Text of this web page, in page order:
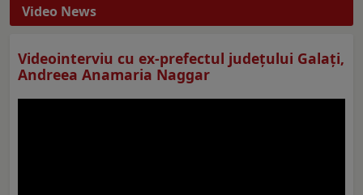
Video News
Videointerviu cu ex-prefectul judeţului Galaţi,
Andreea Anamaria Naggar